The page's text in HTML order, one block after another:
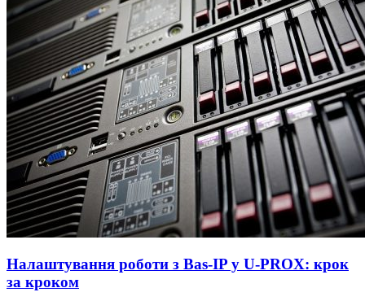
Налаштування роботи з Bas‑IP у U‑PROX: крок
за кроком